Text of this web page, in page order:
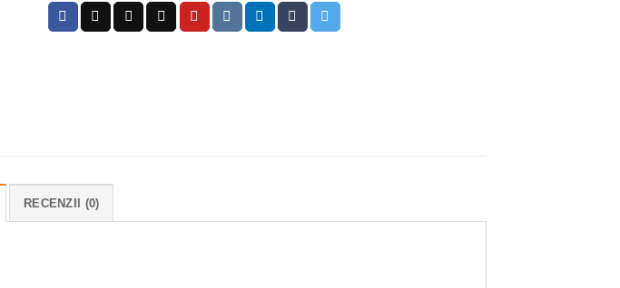
RECENZII (0)